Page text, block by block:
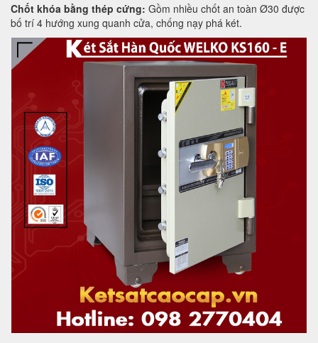
Chốt khóa bằng thép cứng: Gồm nhiều chốt an toàn Ø30 được
bố trí 4 hướng xung quanh cửa, chống nạy phá két.